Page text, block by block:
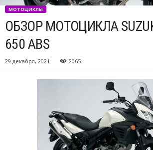
МОТОЦИКЛЫ
ОБЗОР МОТОЦИКЛА
650 ABS
29 декабря, 2021 2065